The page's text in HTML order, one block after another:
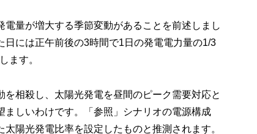
量が増大する季節変動があることを前述しまし
には正午前後の3時間で1日の発電電力量の1/3
ます。
相殺し、太陽光発電を昼間のピーク需要対応と
ましいわけです。「参照」シナリオの電源構成
陽光発電比率を設定したものと推測されます。